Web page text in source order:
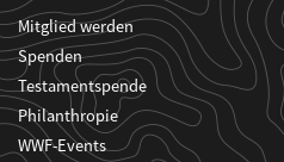
Mitglied werden
Spenden
Testamentspende
Philanthropie
WWF-Events